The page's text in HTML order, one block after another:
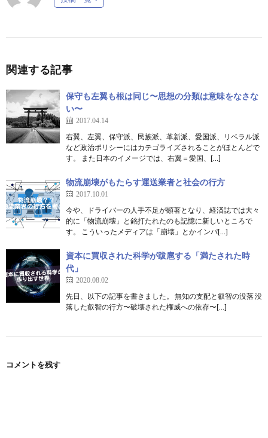
関連する記事
保守も左翼も根は同じ〜思想の分類は意味をなさな
い〜
2017.04.14
右翼、左翼、保守派、民族派、革新派、愛国派、リベラル派
など政治ポリシーにはカテゴライズされることがほとんどで
す。 また日本のイメージでは、右翼＝愛国、[…]
物流崩壊がもたらす運送業者と社会の行方
2017.10.01
今や、ドライバーの人手不足が顕著となり、経済誌では大々
的に「物流崩壊」と銘打たれたのも記憶に新しいところで
す。 こういったメディアは「崩壊」とかインパ[…]
資本に買収された科学が跋扈する「満たされた時
代」
2020.08.02
先日、以下の記事を書きました。 無知の支配と叡智の没落 没
落した叡智の行方〜破壊された権威への依存〜[…]
コメントを残す